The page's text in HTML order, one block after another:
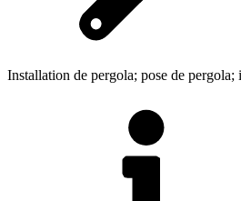
Installation de pergola; pose de pergola;